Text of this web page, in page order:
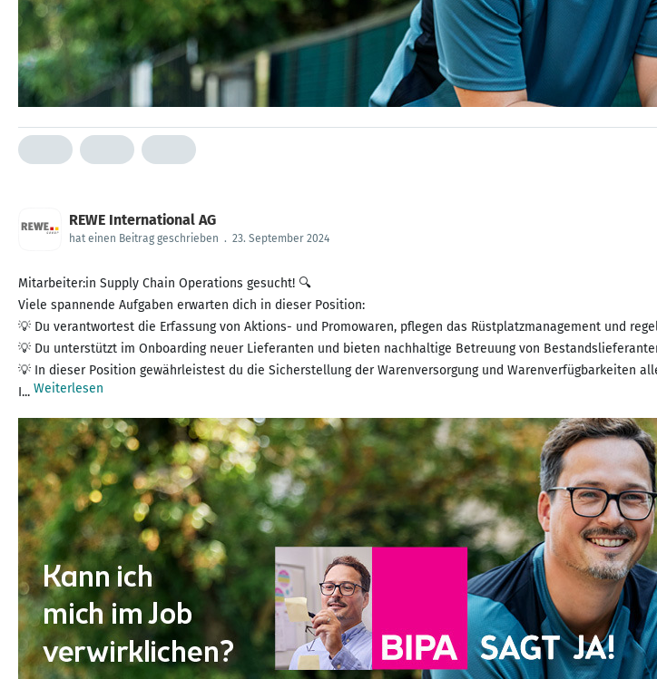
REWE International AG
hat einen Beitrag geschrieben . 23. September 2024
Mitarbeiter:in Supply Chain Operations gesucht! 🔍
Viele spannende Aufgaben erwarten dich in dieser Position:
💡 Du verantwortest die Erfassung von Aktions- und Promowaren, pflegen das Rüstplatzmanagement und
💡 Du unterstützt im Onboarding neuer Lieferanten und bieten nachhaltige Betreuung von
💡 In dieser Position gewährleistest du die Sicherstellung der Warenversorgung und Warenverfügbarkeiten
I... Weiterlesen